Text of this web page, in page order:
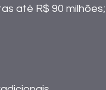
até R$ 90 milhões;